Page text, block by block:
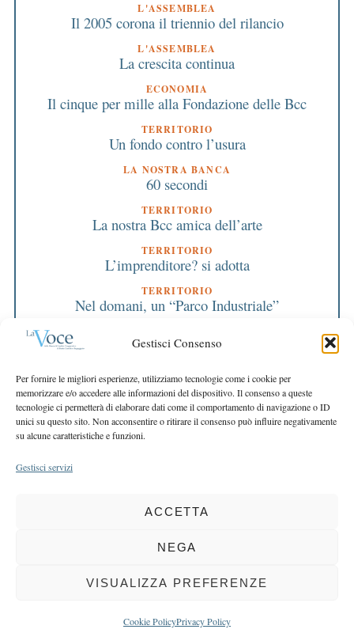
Gestisci Consenso
Per fornire le migliori esperienze, utilizziamo tecnologie come i cookie per
memorizzare e/o accedere alle informazioni del dispositivo. Il consenso a queste
tecnologie ci permetterà di elaborare dati come il comportamento di navigazione o ID
unici su questo sito. Non acconsentire o ritirare il consenso può influire negativamente
su alcune caratteristiche e funzioni.
Gestisci servizi
ACCETTA
NEGA
VISUALIZZA PREFERENZE
Cookie PolicyPrivacy Policy
L'ASSEMBLEA
Il 2005 corona il triennio del rilancio
L'ASSEMBLEA
La crescita continua
ECONOMIA
Il cinque per mille alla Fondazione delle Bcc
TERRITORIO
Un fondo contro l’usura
LA NOSTRA BANCA
60 secondi
TERRITORIO
La nostra Bcc amica dell’arte
TERRITORIO
L’imprenditore? si adotta
TERRITORIO
Nel domani, un “Parco Industriale”
Convegno Iside, “Un paese da scoprire”
I risultati e le competenze
EDITORIALE PRESIDENTE
Un percorso in cinque punti
COPYRIGHT 2025 LA VOCE |PRIVACY
BCC DI BUSTO GAROLFO E BUGUGGIATE